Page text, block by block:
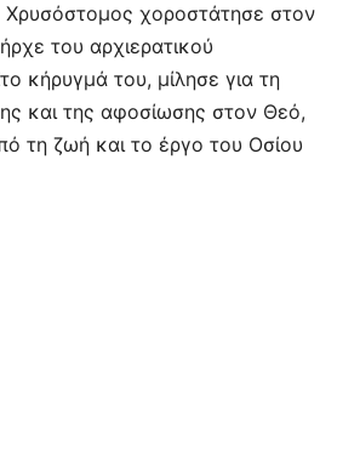
Χρυσόστομος χοροστάτησε στον
του αρχιερατικού
κήρυγμά του, μίλησε για τη
και της αφοσίωσης στον Θεό,
τη ζωή και το έργο του Οσίου